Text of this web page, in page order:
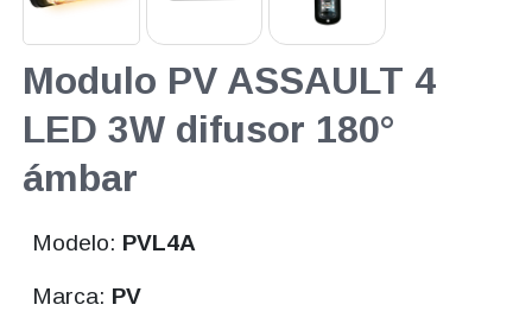
Modulo PV ASSAULT 4
LED 3W difusor 180°
ámbar
Modelo: PVL4A
Marca: PV